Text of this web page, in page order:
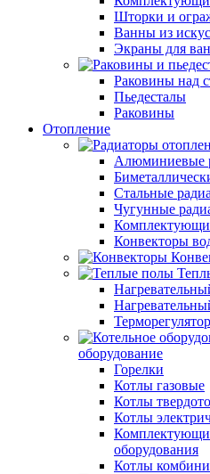
Шторки и
Ванны из
Экраны для
Раковины над
Пьедесталы
Раковины
Отопление
Алюминиевые
Стальные
Чугунные
Конвекторы
оборудование
Горелки
Котлы газовые
Котлы
Котлы
оборудования
Котлы